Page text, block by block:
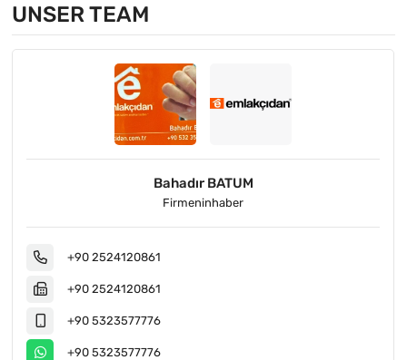
UNSER TEAM
Bahadır BATUM
Firmeninhaber
+90 2524120861
+90 2524120861
+90 5323577776
+90 5323577776